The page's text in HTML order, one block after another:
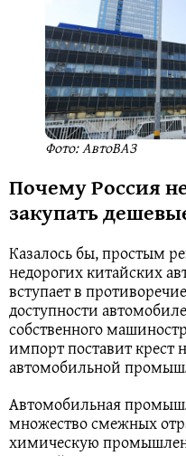
Фото: АвтоВАЗ
Почему Россия
закупать
Казалось бы, простым
недорогих китайских
вступает в
доступности
собственного
импорт поставит крест
автомобильной
Автомобильная
множество смежных
химическую